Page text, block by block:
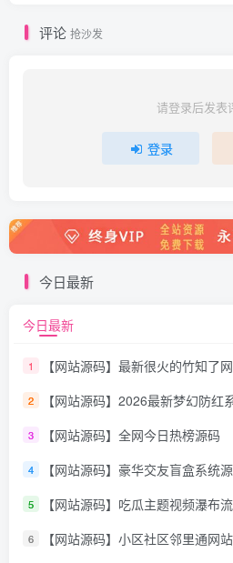
评论 抢沙发
请登录后发表
登录
今日最新
今日最新
1 【网站源码】最新很火的竹知了
2 【网站源码】2026最新梦幻防红
3 【网站源码】全网今日热榜源码
4 【网站源码】豪华交友盲盒系统源码
5 【网站源码】吃瓜主题视频瀑布
6 【网站源码】小区社区邻里通网